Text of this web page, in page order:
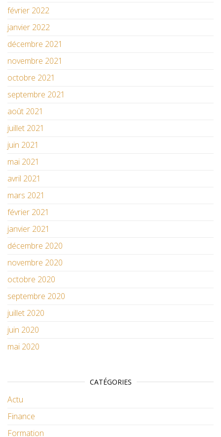
février 2022
janvier 2022
décembre 2021
novembre 2021
octobre 2021
septembre 2021
août 2021
juillet 2021
juin 2021
mai 2021
avril 2021
mars 2021
février 2021
janvier 2021
décembre 2020
novembre 2020
octobre 2020
septembre 2020
juillet 2020
juin 2020
mai 2020
CATÉGORIES
Actu
Finance
Formation